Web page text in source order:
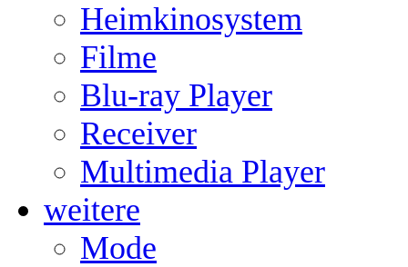
Heimkinosystem
Filme
Blu-ray Player
Receiver
Multimedia Player
weitere
Mode